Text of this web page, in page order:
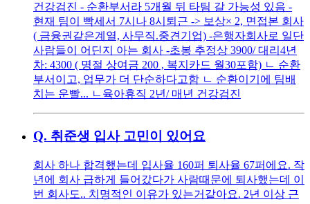
건강검진 - 순환부서라 5개월 뒤 타팀 갈 가능성 있음 -
현재 팀이 빡세서 7시나 8시퇴근 -> 보상× 2, 면접본 회사
( 금융권같은계열, 사무직.중견기업) -은행자회사로 일단
사람들이 어딘지 아는 회사 -초봉 추정상 3900/ 대리4년
차: 4300 ( 명절 상여금 200 , 복지카드 월30포함) ㄴ 순환
부서이고, 업무가 더 단순하다고함 ㄴ 순환이기에 팀배
치는 운빨... ㄴ육아휴직 2년/ 매년 건강검진
Q. 취준생 입사 고민이 있어요
회사 하나 합격했는데 입사율 160퍼 퇴사율 67퍼에요. 작
년에 회사 급하게 들어갔다가 사람때문에 퇴사했는데 이
번 회사도.. 치명적인 이유가 있는거같아요. 2년 이상 근